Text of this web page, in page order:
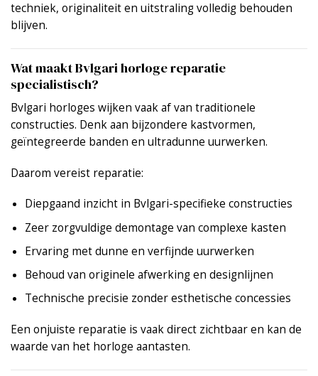
techniek, originaliteit en uitstraling volledig behouden
blijven.
Wat maakt Bvlgari horloge reparatie
specialistisch?
Bvlgari horloges wijken vaak af van traditionele
constructies. Denk aan bijzondere kastvormen,
geïntegreerde banden en ultradunne uurwerken.
Daarom vereist reparatie:
Diepgaand inzicht in Bvlgari-specifieke constructies
Zeer zorgvuldige demontage van complexe kasten
Ervaring met dunne en verfijnde uurwerken
Behoud van originele afwerking en designlijnen
Technische precisie zonder esthetische concessies
Een onjuiste reparatie is vaak direct zichtbaar en kan de
waarde van het horloge aantasten.